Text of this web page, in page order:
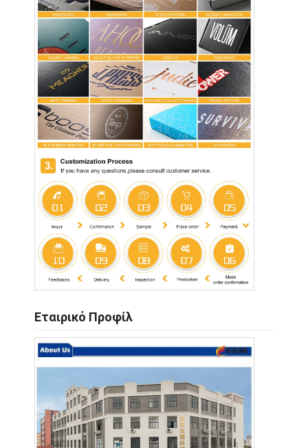
Εταιρικό Προφίλ